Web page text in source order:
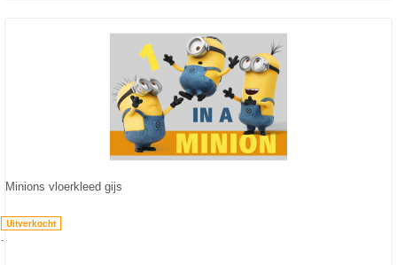
Friends
Spiderman
Minions vloerkleed gijs
Uitverkocht
-